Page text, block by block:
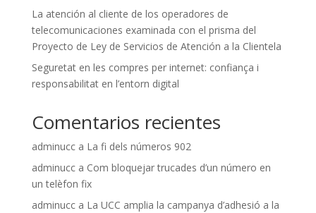
La atención al cliente de los operadores de
telecomunicaciones examinada con el prisma del
Proyecto de Ley de Servicios de Atención a la Clientela
Seguretat en les compres per internet: confiança i
responsabilitat en l’entorn digital
Comentarios recientes
adminucca La fi dels números 902
adminucca Com bloquejar trucades d’un número en
un telèfon fix
adminucca La UCC amplia la campanya d’adhesió a la